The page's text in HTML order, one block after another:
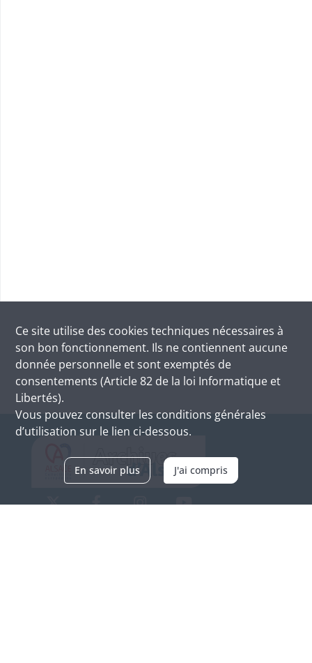
Ce site utilise des cookies techniques nécessaires à
son bon fonctionnement. Ils ne contiennent aucune
donnée personnelle et sont exemptés de
consentements (Article 82 de la loi Informatique et
Libertés).
Vous pouvez consulter les conditions générales
d’utilisation sur le lien ci-dessous.
En savoir plus J'ai compris